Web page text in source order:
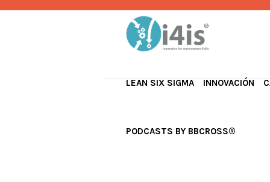
LEAN SIX SIGMA INNOVACIÓN
PODCASTS BY BBCROSS®